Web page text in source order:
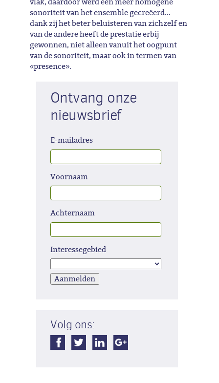
sonoriteit van het ensemble gecreëerd...
dank zij het beter beluisteren van zichzelf en
van de andere heeft de prestatie erbij
gewonnen, niet alleen vanuit het oogpunt
van de sonoriteit, maar ook in termen van
«presence».
Ontvang onze
nieuwsbrief
E-mailadres
Voornaam
Achternaam
Interessegebied
Volg ons: